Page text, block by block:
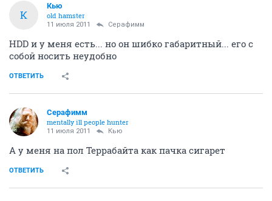
К
Кью
old hamster
11 июля 2011 Серафимм
HDD и у меня есть... но он шибко габаритный... его с
собой носить неудобно
ОТВЕТИТЬ
Серафимм
mentally ill people hunter
11 июля 2011 Кью
А у меня на пол Террабайта как пачка сигарет
ОТВЕТИТЬ